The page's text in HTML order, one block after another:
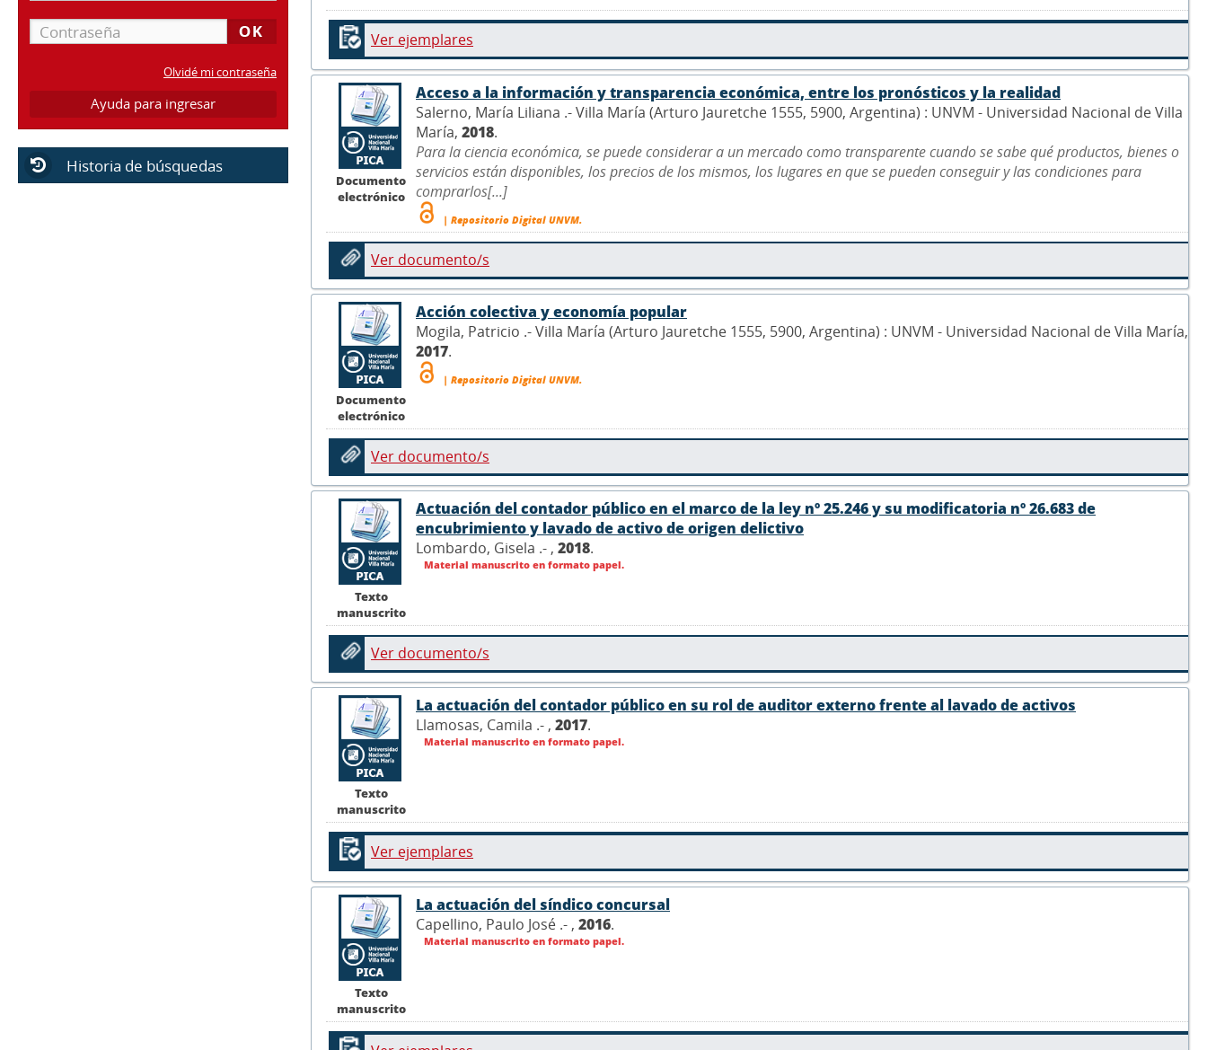
Olvidé mi contraseña
Ayuda para ingresar
Historia de búsquedas
Ver ejemplares
Documento
electrónico
Acceso a la información y transparencia económica, entre los pronósticos y la realidad
Salerno, María Liliana .- Villa María (Arturo Jauretche 1555, 5900, Argentina) : UNVM - Universidad Nacional de Villa
María, 2018.
Para la ciencia económica, se puede considerar a un mercado como transparente cuando se sabe qué productos, bienes o
servicios están disponibles, los precios de los mismos, los lugares en que se pueden conseguir y las condiciones para
comprarlos[...]
| Repositorio Digital UNVM.
Ver documento/s
Documento
electrónico
Acción colectiva y economía popular
Mogila, Patricio .- Villa María (Arturo Jauretche 1555, 5900, Argentina) : UNVM - Universidad Nacional de Villa María,
2017.
| Repositorio Digital UNVM.
Ver documento/s
Texto
manuscrito
Actuación del contador público en el marco de la ley nº 25.246 y su modificatoria nº 26.683 de
encubrimiento y lavado de activo de origen delictivo
Lombardo, Gisela .- , 2018.
Material manuscrito en formato papel.
Ver documento/s
Texto
manuscrito
La actuación del contador público en su rol de auditor externo frente al lavado de activos
Llamosas, Camila .- , 2017.
Material manuscrito en formato papel.
Ver ejemplares
Texto
manuscrito
La actuación del síndico concursal
Capellino, Paulo José .- , 2016.
Material manuscrito en formato papel.